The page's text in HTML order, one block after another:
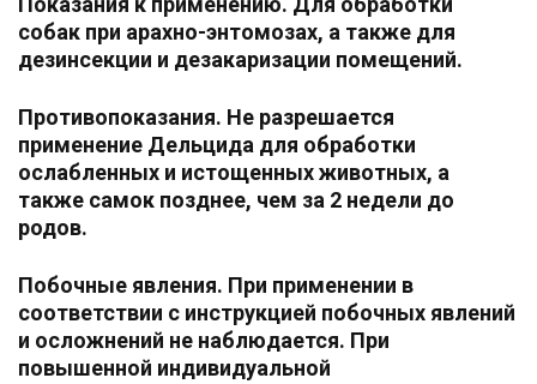
собак при арахно-энтомозах, а также для
дезинсекции и дезакаризации помещений.
Противопоказания. Не разрешается
применение Дельцида для обработки
ослабленных и истощенных животных, а
также самок позднее, чем за 2 недели до
родов.
Побочные явления. При применении в
соответствии с инструкцией побочных явлений
и осложнений не наблюдается. При
повышенной индивидуальной